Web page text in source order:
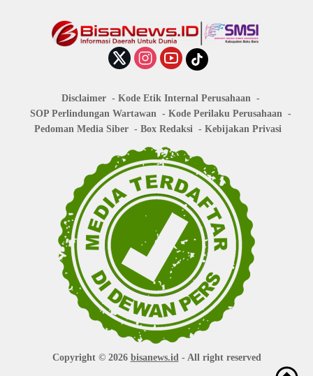
Disclaimer
Kode Etik Internal Perusahaan
SOP Perlindungan Wartawan
Kode Perilaku Perusahaan
Pedoman Media Siber
Box Redaksi Kebijakan Privasi
Copyright © 2026 bisanews.id- All right reserved